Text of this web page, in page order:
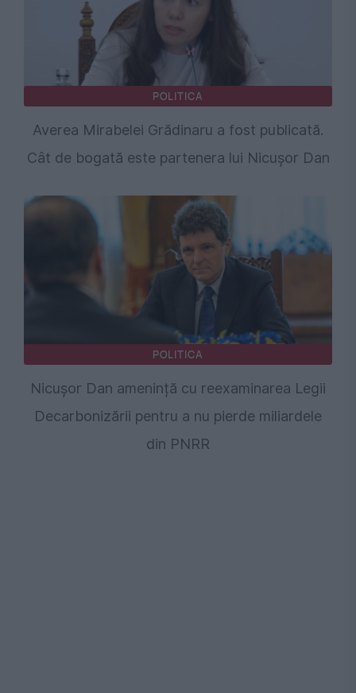
POLITICA
Averea Mirabelei Grădinaru a fost publicată.
Cât de bogată este partenera lui Nicușor Dan
POLITICA
Nicușor Dan amenință cu reexaminarea Legii
Decarbonizării pentru a nu pierde miliardele
din PNRR